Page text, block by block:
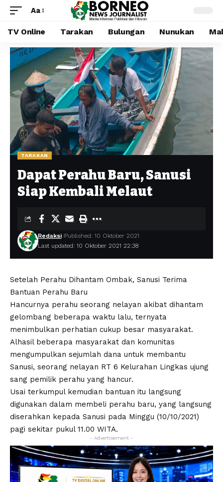
Aa
TV Online Tarakan Bulungan Nunukan
TARAKAN
Dapat Perahu Baru, Sanusi
Siap Kembali Melaut
Last updated: 10 Oktober 2021 22:38
Redaksi Published: 10 Oktober 2021
Setelah Perahu Dihantam Ombak, Sanusi Terima
Bantuan Perahu Baru
Hancurnya perahu seorang nelayan akibat dihantam
gelombang beberapa waktu lalu, ternyata
menimbulkan perhatian cukup besar masyarakat.
Alhasil beberapa masyarakat dan komunitas
mengumpulkan sejumlah dana untuk membantu
Sanusi, seorang nelayan RT 6 Kelurahan Lingkas ujung
sang pemilik perahu yang hancur.
Usai terkumpul kemudian bantuan itu langsung
digunakan dalam membeli perahu baru, yang langsung
diserahkan kepada Sanusi pada Minggu (10/10/2021)
pagi sekitar pukul 11.00 WITA.
- Advertisement -